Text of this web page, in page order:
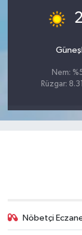
Nem:
Rüzgar:
Nöbetçi